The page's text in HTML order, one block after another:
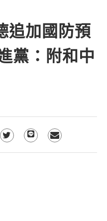
追加國防預
黨：附和中